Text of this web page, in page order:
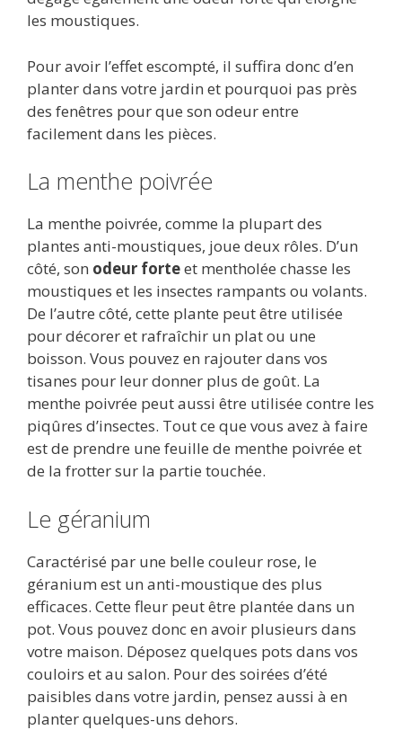
les moustiques.
Pour avoir l’effet escompté, il suffira donc d’en
planter dans votre jardin et pourquoi pas près
des fenêtres pour que son odeur entre
facilement dans les pièces.
La menthe poivrée
La menthe poivrée, comme la plupart des
plantes anti-moustiques, joue deux rôles. D’un
côté, son odeur forteet mentholée chasse les
moustiques et les insectes rampants ou volants.
De l’autre côté, cette plante peut être utilisée
pour décorer et rafraîchir un plat ou une
boisson. Vous pouvez en rajouter dans vos
tisanes pour leur donner plus de goût. La
menthe poivrée peut aussi être utilisée contre les
piqûres d’insectes. Tout ce que vous avez à faire
est de prendre une feuille de menthe poivrée et
de la frotter sur la partie touchée.
Le géranium
Caractérisé par une belle couleur rose, le
géranium est un anti-moustique des plus
efficaces. Cette fleur peut être plantée dans un
pot. Vous pouvez donc en avoir plusieurs dans
votre maison. Déposez quelques pots dans vos
couloirs et au salon. Pour des soirées d’été
paisibles dans votre jardin, pensez aussi à en
planter quelques-uns dehors.